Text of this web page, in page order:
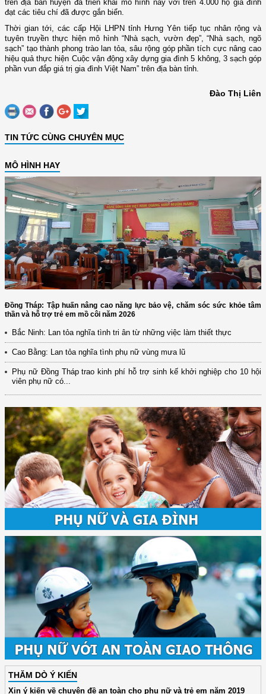
trên địa bàn huyện đã triển khai mô hình này với trên 4.000 hộ gia đình
đạt các tiêu chí đã được gắn biển.
Thời gian tới, các cấp Hội LHPN tỉnh Hưng Yên tiếp tục nhân rộng và
tuyên truyền thực hiện mô hình “Nhà sạch, vườn đẹp”, “Nhà sạch, ngõ
sạch” tạo thành phong trào lan tỏa, sâu rộng góp phần tích cực nâng cao
hiệu quả thực hiện Cuộc vận động xây dựng gia đình 5 không, 3 sạch góp
phần vun đắp giá trị gia đình Việt Nam” trên địa bàn tỉnh.
Đào Thị Liên
TIN TỨC CÙNG CHUYÊN MỤC
MÔ HÌNH HAY
Đồng Tháp: Tập huấn nâng cao năng lực bảo vệ, chăm sóc sức khỏe tâm
thần và hỗ trợ trẻ em mồ côi năm 2026
Bắc Ninh: Lan tỏa nghĩa tình tri ân từ những việc làm thiết thực
Cao Bằng: Lan tỏa nghĩa tình phụ nữ vùng mưa lũ
Phụ nữ Đồng Tháp trao kinh phí hỗ trợ sinh kế khởi nghiệp cho 10 hội
viên phụ nữ có...
THĂM DÒ Ý KIẾN
Xin ý kiến về chuyên đề an toàn cho phụ nữ và trẻ em năm 2019